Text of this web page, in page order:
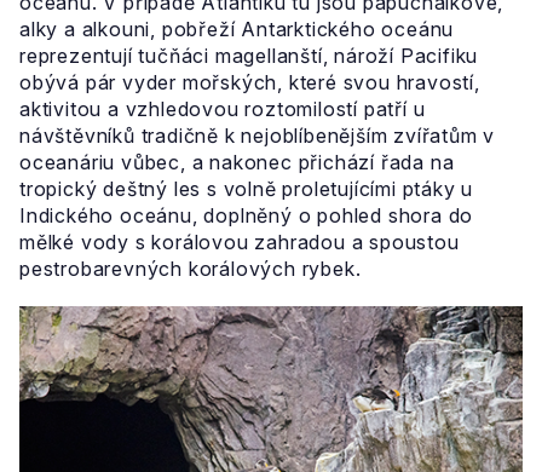
alky a alkouni, pobřeží Antarktického oceánu
reprezentují tučňáci magellanští, nároží Pacifiku
obývá pár vyder mořských, které svou hravostí,
aktivitou a vzhledovou roztomilostí patří u
návštěvníků tradičně k nejoblíbenějším zvířatům v
oceanáriu vůbec, a nakonec přichází řada na
tropický deštný les s volně proletujícími ptáky u
Indického oceánu, doplněný o pohled shora do
mělké vody s korálovou zahradou a spoustou
pestrobarevných korálových rybek.